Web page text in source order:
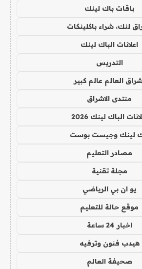
باقات باك لينك
لنك، شراء باكلينكات
اعلانات الباك لينك
التدريس
العالم عالم كبير
منتدى الاشراق
الباك لينك 2026
لينك وجيست بوست
مصادر التعليم
مجلة تقنية
يو ان بي الرياضي
موقع حالة للتعليم
اخبار 24 ساعة
هيدب فنون وترفيه
صحيفة العالم